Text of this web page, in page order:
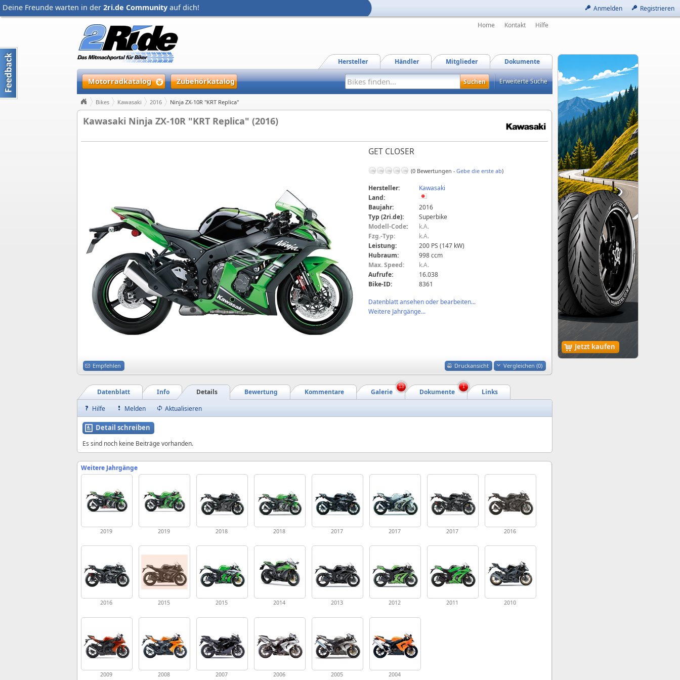
Anmelden Registrieren
Deine Freunde warten in der 2ri.de Community auf dich!
Jetzt kaufen
Home Kontakt Hilfe
Dokumente
Mitglieder
Händler
Hersteller
Motorradkatalog Zubehörkatalog Erweiterte Suche
Bikes Kawasaki 2016 Ninja ZX-10R "KRT Replica"
Kawasaki Ninja ZX-10R "KRT Replica" (2016)
GET CLOSER
(0 Bewertungen - Gebe die erste ab)
Hersteller:
Kawasaki
Land:
Baujahr:
2016
Typ (2ri.de):
Superbike
Modell-Code:
k.A.
Fzg.-Typ:
k.A.
Leistung:
200 PS (147 kW)
Hubraum:
998 ccm
Max. Speed:
k.A.
Aufrufe:
16.038
Bike-ID:
8361
Datenblatt ansehen oder bearbeiten...
Weitere Jahrgänge...
Druckansicht Vergleichen (0)
Empfehlen
Links
Dokumente
Galerie
Kommentare
Bewertung
Details
Info
Datenblatt
13 1
Hilfe Melden Aktualisieren
Detail schreiben
Es sind noch keine Beiträge vorhanden.
Weitere Jahrgänge
2019 2019 2018 2018 2017 2017 2017 2016
2016 2015 2015 2014 2013 2012 2011 2010
2009 2008 2007 2006 2005 2004